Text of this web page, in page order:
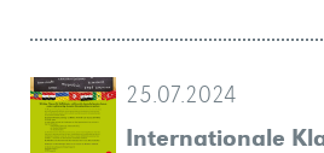
25.07.2024
Internationale